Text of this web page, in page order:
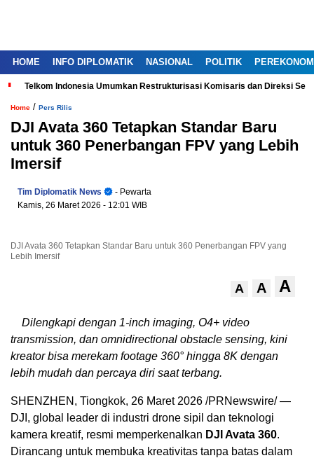
HOME INFO DIPLOMATIK NASIONAL POLITIK
Telkom Indonesia Umumkan Restrukturisasi Komisaris dan Direksi
Home / Pers Rilis
DJI Avata 360 Tetapkan Standar Baru
untuk 360 Penerbangan FPV yang Lebih
Imersif
Tim Diplomatik News
- Pewarta
Kamis, 26 Maret 2026 - 12:01 WIB
DJI Avata 360 Tetapkan Standar Baru untuk 360 Penerbangan FPV yang
Lebih Imersif
A A A
Dilengkapi dengan 1-inch imaging, O4+ video
transmission, dan omnidirectional obstacle sensing, kini
kreator bisa merekam footage 360° hingga 8K dengan
lebih mudah dan percaya diri saat terbang.
SHENZHEN, Tiongkok, 26 Maret 2026 /PRNewswire/ —
DJI, global leader di industri drone sipil dan teknologi
kamera kreatif, resmi memperkenalkan DJI Avata 360.
Dirancang untuk membuka kreativitas tanpa batas dalam